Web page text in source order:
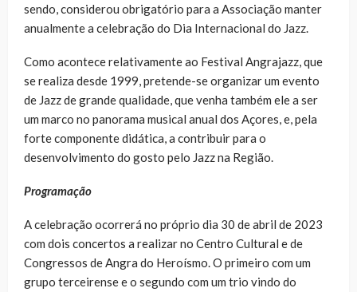
sendo, considerou obrigatório para a Associação manter
anualmente a celebração do Dia Internacional do Jazz.
Como acontece relativamente ao Festival Angrajazz, que
se realiza desde 1999, pretende-se organizar um evento
de Jazz de grande qualidade, que venha também ele a ser
um marco no panorama musical anual dos Açores, e, pela
forte componente didática, a contribuir para o
desenvolvimento do gosto pelo Jazz na Região.
Programação
A celebração ocorrerá no próprio dia 30 de abril de 2023
com dois concertos a realizar no Centro Cultural e de
Congressos de Angra do Heroísmo. O primeiro com um
grupo terceirense e o segundo com um trio vindo do